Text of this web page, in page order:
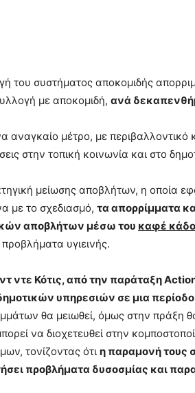
του συστήματος αποκομιδής
με αποκομιδή, ανά
αναγκαίο μέτρο, με
στην τοπική κοινωνία και στο
μείωσης αποβλήτων, η οποία
με το σχεδιασμό, τα απορρίμματα
αποβλήτων μέσω του καφέ
υγιεινής.
ντε Κότις, από την παράταξη
υπηρεσιών σε μια
θα μειωθεί, όμως στην πράξη θα
να διοχετευθεί στην
τονίζοντας ότι η παραμονή τους
προβλήματα δυσοσμίας και